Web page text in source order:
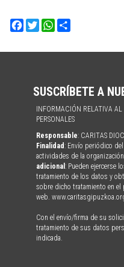
Facebook
TwitterWhatsApp
SUSCRÍBETE A
INFORMACIÓN RELATIVA
PERSONALES
Responsable: CARITAS
Finalidad : Envío periódico
actividades de la
adicional : Pueden ejercerse
tratamiento de los datos y
sobre dicho tratamiento en
web.
Con el envío/firma de su
tratamiento de sus datos
indicada.